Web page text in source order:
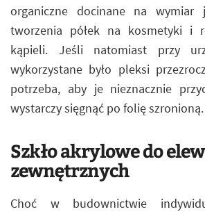
organiczne docinane na wymiar
tworzenia półek na kosmetyki i
kąpieli. Jeśli natomiast przy
wykorzystane było pleksi
potrzeba, aby je nieznacznie
wystarczy sięgnąć po folię szronioną.
Szkło akrylowe do
zewnętrznych
Choć w budownictwie